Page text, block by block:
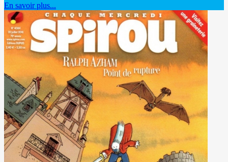
En savoir plus...